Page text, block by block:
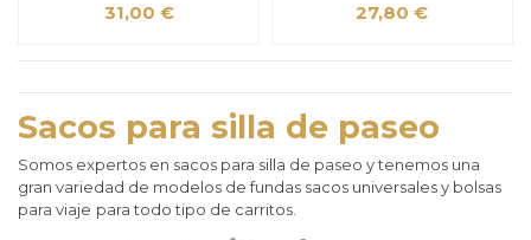
31,00 € 27,80 €
Sacos para silla de paseo
Somos expertos en sacos para silla de paseo y tenemos una
gran variedad de modelos defundas sacos universales y bolsas
para viaje para todo tipo de carritos.